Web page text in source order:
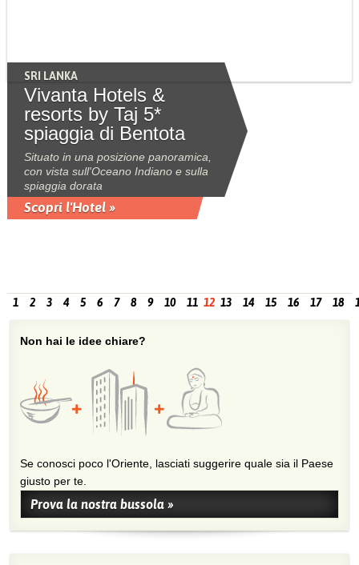
SRI LANKA
Vivanta Hotels &
resorts by Taj 5*
spiaggia di Bentota
Situato in una posizione panoramica,
con vista sull'Oceano Indiano e sulla
spiaggia dorata
Scopri l'Hotel »
1 2 3 4 5 6 7 8 9 10 11 12 13 14 15 16 17 18
Non hai le idee chiare?
Se conosci poco l'Oriente, lasciati suggerire quale sia il Paese
giusto per te.
Prova la nostra bussola »